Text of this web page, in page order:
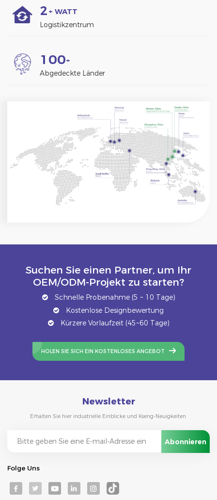
2 + WATT
Logistikzentrum
1 00+
Abgedeckte Länder
Suchen Sie einen Partner, um Ihr
OEM/ODM-Projekt zu starten?
Schnelle Probenahme (5 ~ 10 Tage)
Kostenlose Designbewertung
Kürzere Vorlaufzeit (45~60 Tage)
HOLEN SIE SICH EIN KOSTENLOSES ANGEBOT
Newsletter
Erhalten Sie hier industrielle Einblicke und Kseng-Neuigkeiten.
Folge Uns